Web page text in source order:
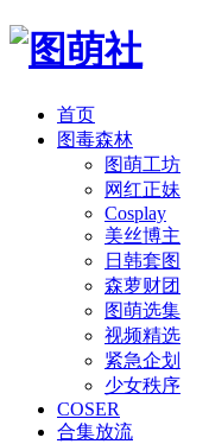
首页
图毒森林
图萌工坊
网红正妹
Cosplay
美丝博主
日韩套图
森萝财团
图萌选集
视频精选
紧急企划
少女秩序
COSER
合集放流